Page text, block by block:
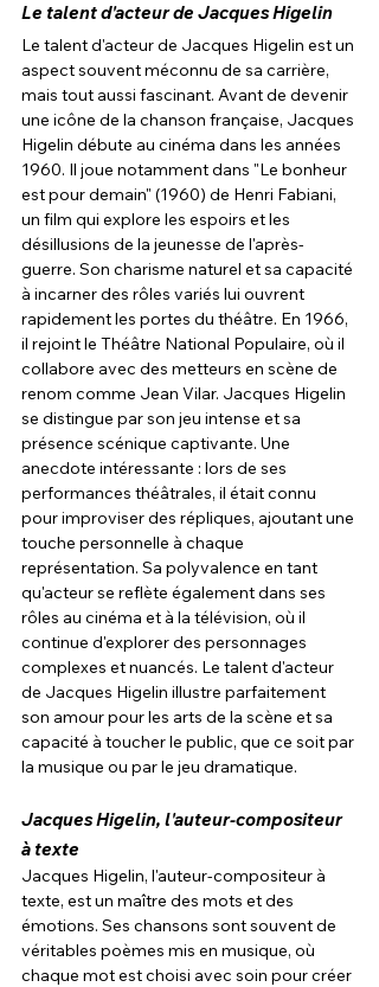
Le talent d'acteur de Jacques Higelin
Le talent d'acteur de Jacques Higelin est un
aspect souvent méconnu de sa carrière,
mais tout aussi fascinant. Avant de devenir
une icône de la chanson française, Jacques
Higelin débute au cinéma dans les années
1960. Il joue notamment dans "Le bonheur
est pour demain" (1960) de Henri Fabiani,
un film qui explore les espoirs et les
désillusions de la jeunesse de l'après-
guerre. Son charisme naturel et sa capacité
à incarner des rôles variés lui ouvrent
rapidement les portes du théâtre. En 1966,
il rejoint le Théâtre National Populaire, où il
collabore avec des metteurs en scène de
renom comme Jean Vilar. Jacques Higelin
se distingue par son jeu intense et sa
présence scénique captivante. Une
anecdote intéressante : lors de ses
performances théâtrales, il était connu
pour improviser des répliques, ajoutant une
touche personnelle à chaque
représentation. Sa polyvalence en tant
qu'acteur se reflète également dans ses
rôles au cinéma et à la télévision, où il
continue d'explorer des personnages
complexes et nuancés. Le talent d'acteur
de Jacques Higelin illustre parfaitement
son amour pour les arts de la scène et sa
capacité à toucher le public, que ce soit par
la musique ou par le jeu dramatique.
Jacques Higelin, l'auteur-compositeur
à texte
Jacques Higelin, l'auteur-compositeur à
texte, est un maître des mots et des
émotions. Ses chansons sont souvent de
véritables poèmes mis en musique, où
chaque mot est choisi avec soin pour créer